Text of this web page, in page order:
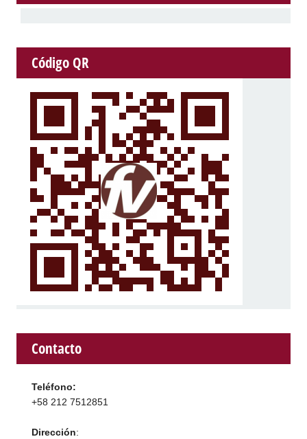
Código QR
Contacto
Teléfono:
+58 212 7512851
Dirección: